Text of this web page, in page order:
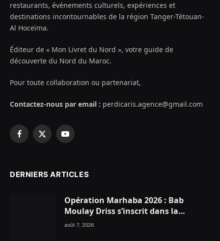
restaurants, événements culturels, expériences et
destinations incontournables de la région Tanger-Tétouan-
Al Hoceïma.
Éditeur de « Mon Livret du Nord », votre guide de
découverte du Nord du Maroc.
Pour toute collaboration ou partenariat,
Contactez-nous par email : perdicaris.agence@gmail.com
Facebook
X
YouTube
DERNIERS ARTICLES
Opération Marhaba 2026 : Bab
Moulay Driss s’inscrit dans la
dynamique nationale en faveur des
août 7, 2026